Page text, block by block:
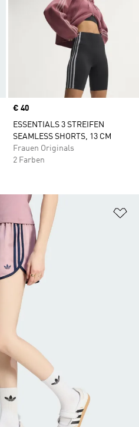
Price
€ 40
ESSENTIALS 3 STREIFEN
SEAMLESS SHORTS, 13 CM
Frauen Originals
2 Farben